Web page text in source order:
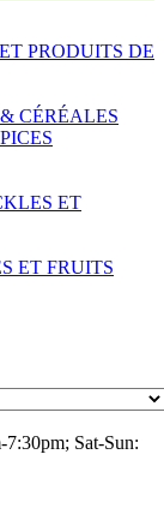
PRODUITS DE
CÉRÉALES
ET
ET FRUITS
Sat-Sun: